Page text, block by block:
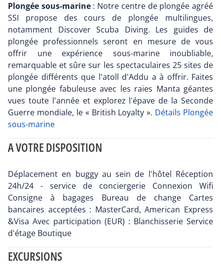
Plongée sous-marine: Notre centre de plongée agréé
SSI propose des cours de plongée multilingues,
notamment Discover Scuba Diving. Les guides de
plongée professionnels seront en mesure de vous
offrir une expérience sous-marine inoubliable,
remarquable et sûre sur les spectaculaires 25 sites de
plongée différents que l'atoll d'Addu a à offrir. Faites
une plongée fabuleuse avec les raies Manta géantes
vues toute l'année et explorez l'épave de la Seconde
Guerre mondiale, le « British Loyalty ». Détails Plongée
sous-marine
A VOTRE DISPOSITION
Déplacement en buggy au sein de l'hôtel Réception
24h/24 - service de conciergerie Connexion Wifi
Consigne à bagages Bureau de change Cartes
bancaires acceptées : MasterCard, American Express
&Visa Avec participation (EUR) : Blanchisserie Service
d'étage Boutique
EXCURSIONS